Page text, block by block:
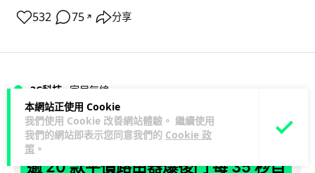
本網站正使用 Cookie
我們使用 Cookie 改善網站體驗。 繼續使用
我們的網站即表示您同意我們的 Cookie 政
策 。
532 75 ↗ 分享
3C科技 家居無線
Vin 1 日
逾 20 款平價路由器爆後門 每 35 秒自